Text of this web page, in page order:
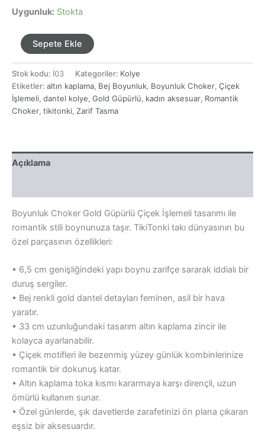
Uygunluk: Stokta
Boyunluk
Choker
Gold
Güpürlü
Çiçek
İşlemeli
adet
Sepete Ekle
Stok kodu: İ03 Kategoriler: Kolye
Etiketler: altın kaplama, Bej Boyunluk, Boyunluk Choker, Çiçek
İşlemeli, dantel kolye, Gold Güpürlü, kadın aksesuar, Romantik
Choker, tikitonki, Zarif Tasma
Açıklama
Boyunluk Choker Gold Güpürlü Çiçek İşlemeli tasarımı ile
romantik stili boynunuza taşır. TikiTonki takı dünyasının bu
özel parçasının özellikleri:
• 6,5 cm genişliğindeki yapı boynu zarifçe sararak iddialı bir
duruş sergiler.
• Bej renkli gold dantel detayları feminen, asil bir hava
yaratır.
• 33 cm uzunluğundaki tasarım altın kaplama zincir ile
kolayca ayarlanabilir.
• Çiçek motifleri ile bezenmiş yüzey günlük kombinlerinize
romantik bir dokunuş katar.
• Altın kaplama toka kısmı kararmaya karşı dirençli, uzun
ömürlü kullanım sunar.
• Özel günlerde, şık davetlerde zarafetinizi ön plana çıkaran
eşsiz bir aksesuardır.